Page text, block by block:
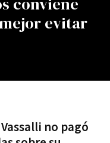
evitar
no pagó